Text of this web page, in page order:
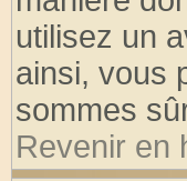
utilisez un
ainsi, vous
sommes
Revenir en